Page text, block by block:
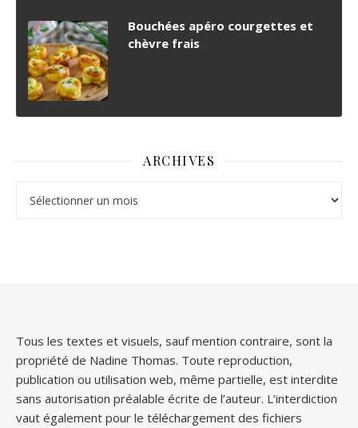
Bouchées apéro courgettes et
chèvre frais
ARCHIVES
Tous les textes et visuels, sauf mention contraire, sont la
propriété de Nadine Thomas. Toute reproduction,
publication ou utilisation web, même partielle, est interdite
sans autorisation préalable écrite de l’auteur. L’interdiction
vaut également pour le téléchargement des fichiers